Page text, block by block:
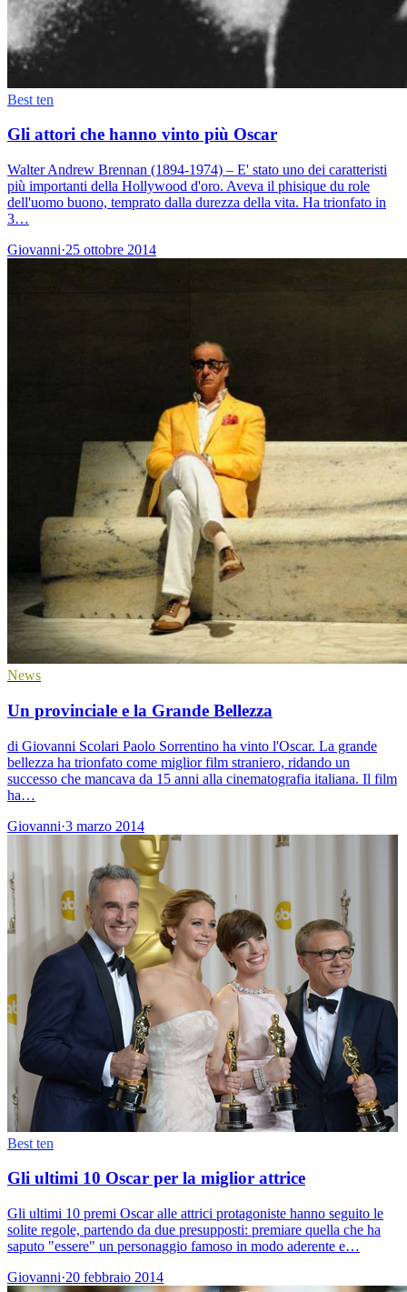
Best ten
Gli attori che hanno vinto più Oscar
Walter Andrew Brennan (1894-1974) – E' stato uno dei caratteristi
più importanti della Hollywood d'oro. Aveva il phisique du role
dell'uomo buono, temprato dalla durezza della vita. Ha trionfato in
3…
Giovanni·25 ottobre 2014
News
Un provinciale e la Grande Bellezza
di Giovanni Scolari Paolo Sorrentino ha vinto l'Oscar. La grande
bellezza ha trionfato come miglior film straniero, ridando un
successo che mancava da 15 anni alla cinematografia italiana. Il film
ha…
Giovanni·3 marzo 2014
Best ten
Gli ultimi 10 Oscar per la miglior attrice
Gli ultimi 10 premi Oscar alle attrici protagoniste hanno seguito le
solite regole, partendo da due presupposti: premiare quella che ha
saputo "essere" un personaggio famoso in modo aderente e…
Giovanni·20 febbraio 2014